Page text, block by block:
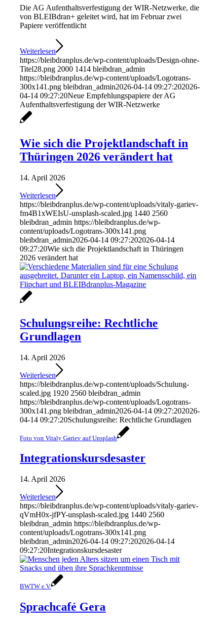
Die AG Aufenthaltsverfestigung der WIR-Netzwerke, die
von BLEIBdran+ geleitet wird, hat im Februar zwei
Papiere veröffentlicht
Weiterlesen
https://bleibdranplus.de/wp-content/uploads/Design-ohne-
Titel28.png 2000 1414 bleibdran_admin
https://bleibdranplus.de/wp-content/uploads/Logotrans-
300x141.png bleibdran_admin2026-04-14 09:27:202026-
04-14 09:27:20Neue Empfehlungspapiere der AG
Aufenthaltsverfestigung der WIR-Netzwerke
Wie sich die Projektlandschaft in
Thüringen 2026 verändert hat
14. April 2026
Weiterlesen
https://bleibdranplus.de/wp-content/uploads/vitaly-gariev-
fm4B1xWEIsU-unsplash-scaled.jpg 1440 2560
bleibdran_admin https://bleibdranplus.de/wp-
content/uploads/Logotrans-300x141.png
bleibdran_admin2026-04-14 09:27:202026-04-14
09:27:20Wie sich die Projektlandschaft in Thüringen
2026 verändert hat
Schulungsreihe: Rechtliche
Grundlagen
14. April 2026
Weiterlesen
https://bleibdranplus.de/wp-content/uploads/Schulung-
scaled.jpg 1920 2560 bleibdran_admin
https://bleibdranplus.de/wp-content/uploads/Logotrans-
300x141.png bleibdran_admin2026-04-14 09:27:202026-
04-14 09:27:20Schulungsreihe: Rechtliche Grundlagen
Foto von Vitaly Gariev auf Unsplash
Integrationskursdesaster
14. April 2026
Weiterlesen
https://bleibdranplus.de/wp-content/uploads/vitaly-gariev-
qVmH0x-jfPY-unsplash-scaled.jpg 1440 2560
bleibdran_admin https://bleibdranplus.de/wp-
content/uploads/Logotrans-300x141.png
bleibdran_admin2026-04-14 09:27:202026-04-14
09:27:20Integrationskursdesaster
BWTW e.V.
Sprachcafé Gera